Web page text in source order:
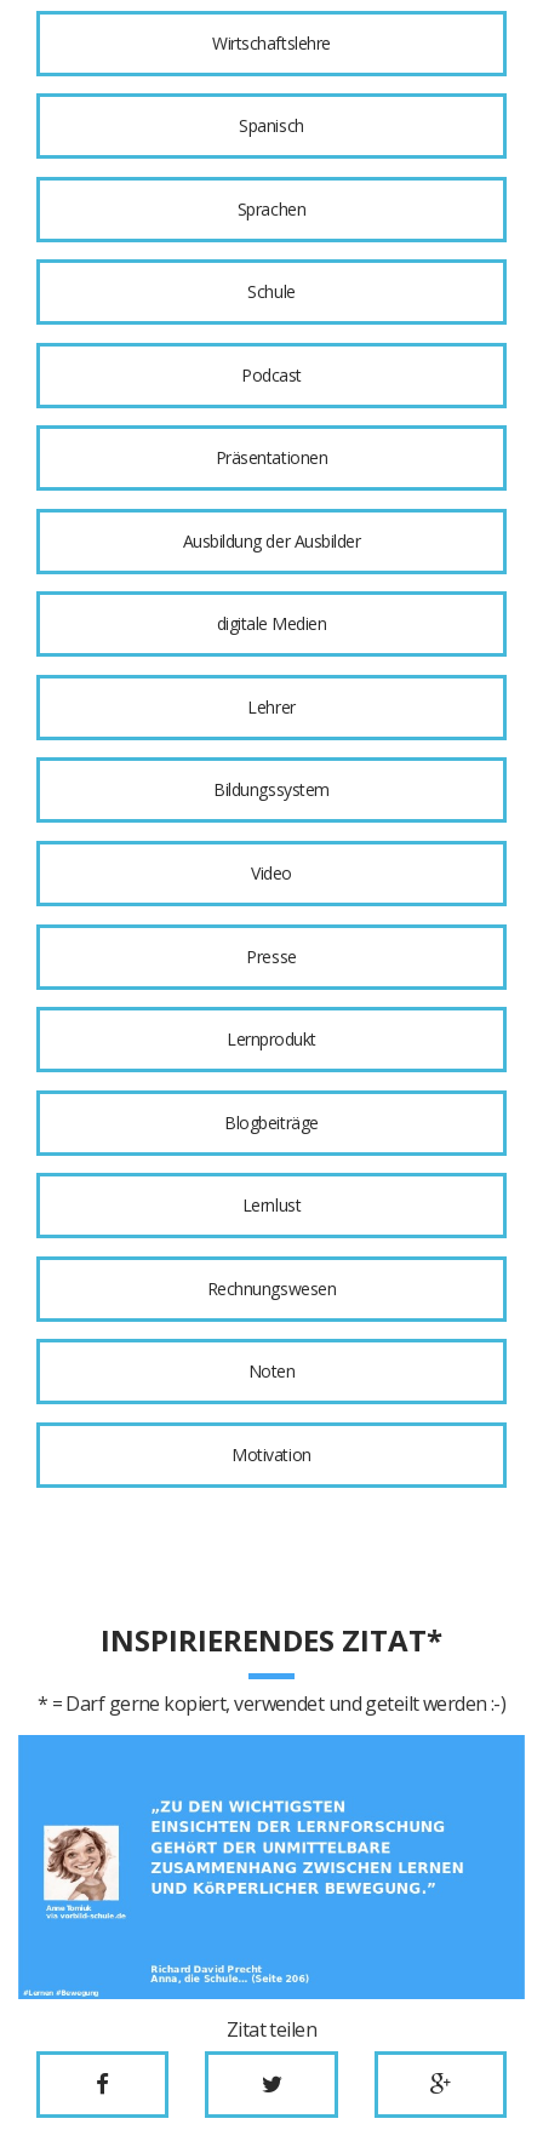
Wirtschaftslehre
Spanisch
Sprachen
Schule
Podcast
Präsentationen
Ausbildung der Ausbilder
digitale Medien
Lehrer
Bildungssystem
Video
Presse
Lernprodukt
Blogbeiträge
Lernlust
Rechnungswesen
Noten
Motivation
INSPIRIERENDES ZITAT*
* = Darf gerne kopiert, verwendet und geteilt werden :-)
Zitat teilen